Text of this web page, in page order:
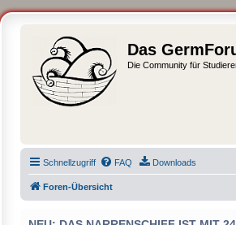
Das
Die Community für
Schnellzugriff FAQ Downloads
Foren-Übersicht